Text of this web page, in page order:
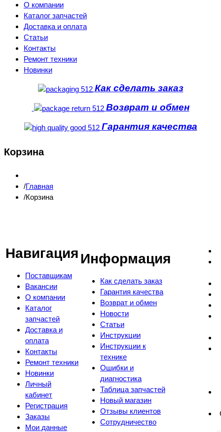
О компании
Каталог запчастей
Доставка и оплата
Статьи
Контакты
Ремонт техники
Новинки
Как сделать заказ
Возврат и обмен
Гарантия качества
Корзина
Главная
Корзина
Навигация
Поставщикам
Вакансии
О компании
Каталог
запчастей
Доставка и
оплата
Контакты
Ремонт техники
Новинки
Личный
кабинет
Регистрация
Заказы
Мои данные
Информация
Как сделать заказ
Гарантия качества
Возврат и обмен
Новости
Статьи
Инструкции
Инструкции к
технике
Ошибки и
диагностика
Таблица запчастей
Новый магазин
Отзывы клиентов
Сотрудничество